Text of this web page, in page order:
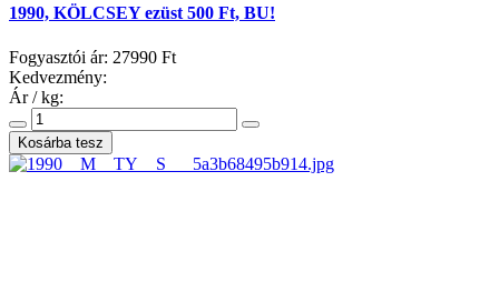
1990, KÖLCSEY ezüst 500 Ft, BU!
Fogyasztói ár: 27990 Ft
Kedvezmény:
Ár / kg: